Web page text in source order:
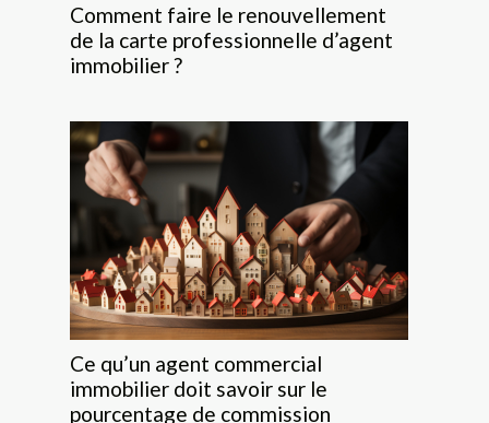
Comment faire le renouvellement
de la carte professionnelle d’agent
immobilier ?
Ce qu’un agent commercial
immobilier doit savoir sur le
pourcentage de commission